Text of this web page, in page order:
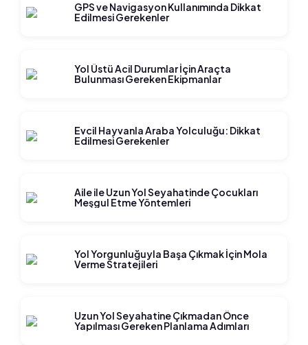
GPS ve Navigasyon Kullanımında Dikkat
Edilmesi Gerekenler
Yol Üstü Acil Durumlar İçin Araçta
Bulunması Gereken Ekipmanlar
Evcil Hayvanla Araba Yolculuğu: Dikkat
Edilmesi Gerekenler
Aile ile Uzun Yol Seyahatinde Çocukları
Meşgul Etme Yöntemleri
Yol Yorgunluğuyla Başa Çıkmak İçin Mola
Verme Stratejileri
Uzun Yol Seyahatine Çıkmadan Önce
Yapılması Gereken Planlama Adımları